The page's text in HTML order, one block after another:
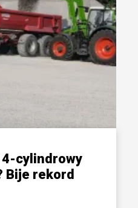
4-cylindrowy
Bije rekord